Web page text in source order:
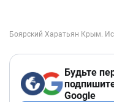
Будьте
Google